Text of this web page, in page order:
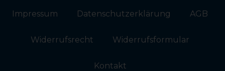
Impressum Daten­schutz­erklärung AGB
Widerrufs­recht Widerrufs­formular
Kontakt